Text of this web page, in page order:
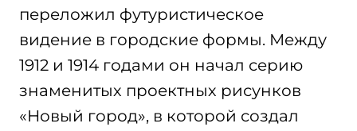
переложил футуристическое
видение в городские формы. Между
1912 и 1914 годами он начал серию
знаменитых проектных рисунков
«Новый город», в которой создал